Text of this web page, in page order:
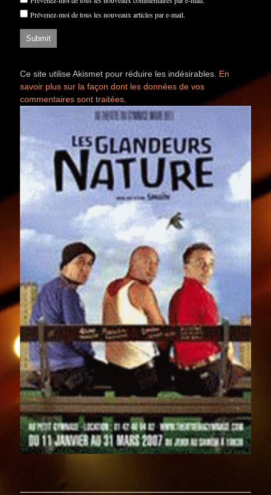
Prévenez-moi de tous les nouveaux articles par e-mail.
Ce site utilise Akismet pour réduire les indésirables. En
savoir plus sur la façon dont les données de vos
commentaires sont traitées